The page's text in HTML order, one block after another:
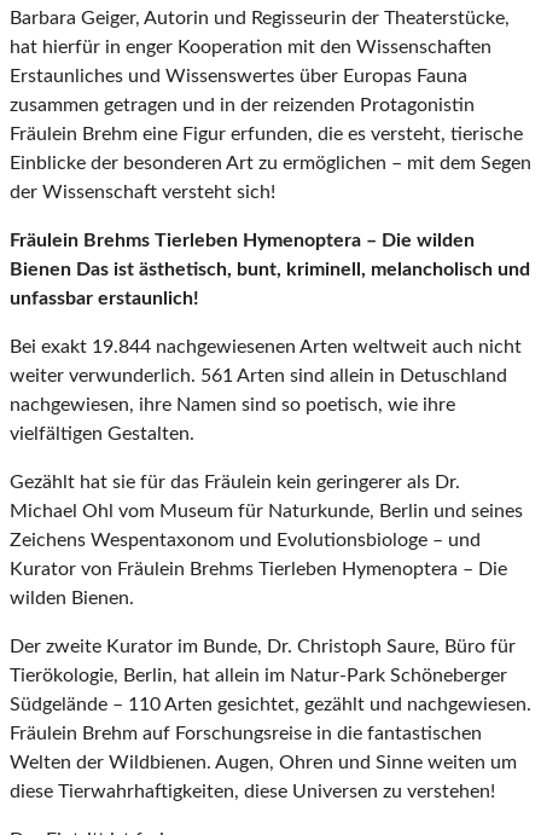
Barbara Geiger, Autorin und Regisseurin der Theaterstücke,
hat hierfür in enger Kooperation mit den Wissenschaften
Erstaunliches und Wissenswertes über Europas Fauna
zusammen getragen und in der reizenden Protagonistin
Fräulein Brehm eine Figur erfunden, die es versteht, tierische
Einblicke der besonderen Art zu ermöglichen – mit dem Segen
der Wissenschaft versteht sich!
Fräulein Brehms Tierleben Hymenoptera – Die wilden
Bienen Das ist ästhetisch, bunt, kriminell, melancholisch und
unfassbar erstaunlich!
Bei exakt 19.844 nachgewiesenen Arten weltweit auch nicht
weiter verwunderlich. 561 Arten sind allein in Detuschland
nachgewiesen, ihre Namen sind so poetisch, wie ihre
vielfältigen Gestalten.
Gezählt hat sie für das Fräulein kein geringerer als Dr.
Michael Ohl vom Museum für Naturkunde, Berlin und seines
Zeichens Wespentaxonom und Evolutionsbiologe – und
Kurator von Fräulein Brehms Tierleben Hymenoptera – Die
wilden Bienen.
Der zweite Kurator im Bunde, Dr. Christoph Saure, Büro für
Tierökologie, Berlin, hat allein im Natur-Park Schöneberger
Südgelände – 110 Arten gesichtet, gezählt und nachgewiesen.
Fräulein Brehm auf Forschungsreise in die fantastischen
Welten der Wildbienen. Augen, Ohren und Sinne weiten um
diese Tierwahrhaftigkeiten, diese Universen zu verstehen!